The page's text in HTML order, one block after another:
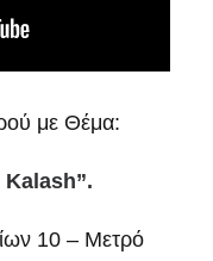
με Θέμα:
Kalash”.
10 – Μετρό